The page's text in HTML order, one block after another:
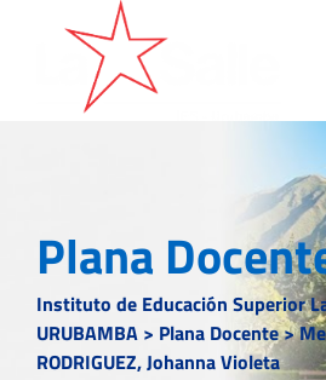
Plana
Instituto de Educación Superior
URUBAMBA > Plana Docente>
RODRIGUEZ, Johanna Violeta